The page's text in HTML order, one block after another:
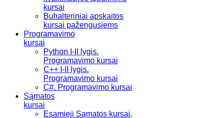
kursai
Buhalteriniai apskaitos
kursai pažengusiems
Programavimo
kursai
Python I-II lygis.
Programavimo kursai
C++ I-II lygis.
Programavimo kursai
C#. Programavimo kursai
Sąmatos
kursai
Esamieji Sąmatos kursai,